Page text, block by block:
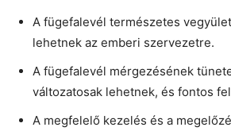
A fügefalevél természetes
lehetnek az emberi szervezetre.
A fügefalevél mérgezésének
változatosak lehetnek, és fontos
A megfelelő kezelés és a